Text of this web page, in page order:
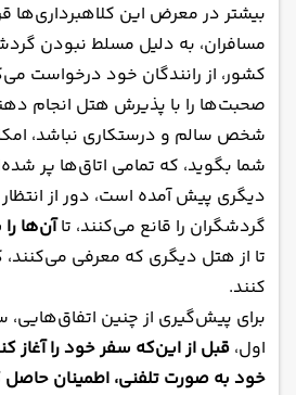
بیشتر در معرض این کلاهبرداری‌ها
مسافران، به دلیل مسلط نبودن
کشور، از رانندگان خود درخواست
صحبت‌ها را با پذیرش هتل انجام
شخص سالم و درستکاری نباشد،
شما بگوید، که تمامی اتاق‌ها پر
دیگری پیش آمده است، دور از
گردشگران را قانع می‌کنند، تاآن‌ها
تا از هتل دیگری که معرفی
کنند.
برای پیش‌گیری از چنین
اول، قبل از این‌که سفر خود را آغاز
خود به صورت تلفنی، اطمینان حاصل